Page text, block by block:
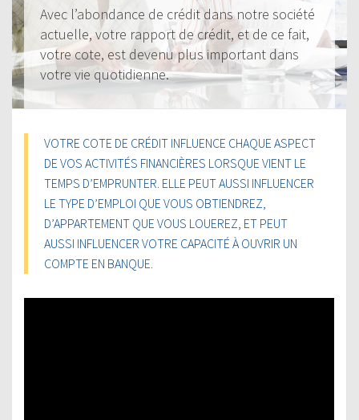
Avec l’abondance de crédit dans notre société
actuelle, votre rapport de crédit, et de ce fait,
votre cote, est devenu plus important dans
votre vie quotidienne.
VOTRE COTE DE CRÉDIT INFLUENCE CHAQUE ASPECT
DE VOS ACTIVITÉS FINANCIÈRES LORSQUE VIENT LE
TEMPS D’EMPRUNTER. ELLE PEUT AUSSI INFLUENCER
LE TYPE D’EMPLOI QUE VOUS OBTIENDREZ,
D’APPARTEMENT QUE VOUS LOUEREZ, ET PEUT
AUSSI INFLUENCER VOTRE CAPACITÉ À OUVRIR UN
COMPTE EN BANQUE.